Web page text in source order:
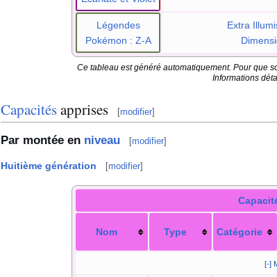
Légendes
Pokémon : Z-A
Extra
Ce tableau est généré automatiquement. Pour que
Informations
Capacitésapprises [modifier]
Par montée en niveau [modifier]
Huitième génération [modifier]
Nom Type Catégorie
[-]